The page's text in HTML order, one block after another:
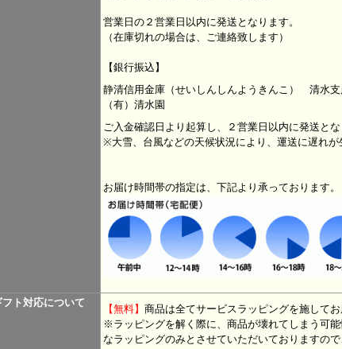
営業日の２営業日以内に発送となります。
（在庫切れの場合は、ご連絡致します）
【銀行振込】
静清信用金庫（せいしんしんようきんこ） 清
（有）清水園
ご入金確認日より起算し、２営業日以内に発送とな
※大雪、台風などの天候状況により、運送に遅れが
お届け時間帯の指定は、下記より承っております。
フト対応について
【無料】 商品は全てサービスラッピングを施してお
※ラッピングを解く際に、商品が壊れてしまう可
なラッピングのみとさせていただいておりますので